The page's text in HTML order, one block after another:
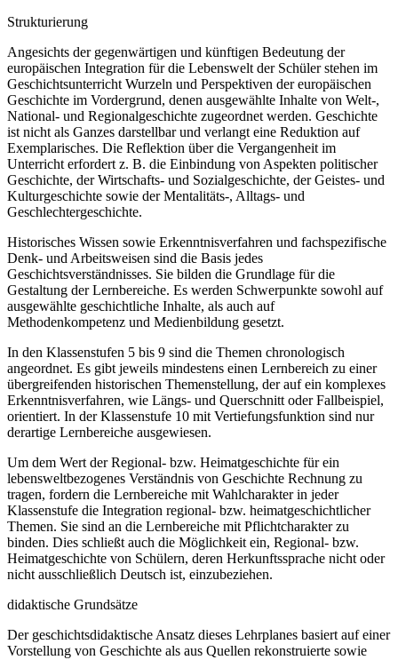
Strukturierung
Angesichts der gegenwärtigen und künftigen Bedeutung der
europäischen Integration für die Lebenswelt der Schüler stehen im
Geschichtsunterricht Wurzeln und Perspektiven der europäischen
Geschichte im Vordergrund, denen ausgewählte Inhalte von Welt-,
National- und Regionalgeschichte zugeordnet werden. Geschichte
ist nicht als Ganzes darstellbar und verlangt eine Reduktion auf
Exemplarisches. Die Reflektion über die Vergangenheit im
Unterricht erfordert z. B. die Einbindung von Aspekten politischer
Geschichte, der Wirtschafts- und Sozialgeschichte, der Geistes- und
Kulturgeschichte sowie der Mentalitäts-, Alltags- und
Geschlechtergeschichte.
Historisches Wissen sowie Erkenntnisverfahren und fachspezifische
Denk- und Arbeitsweisen sind die Basis jedes
Geschichtsverständnisses. Sie bilden die Grundlage für die
Gestaltung der Lernbereiche. Es werden Schwerpunkte sowohl auf
ausgewählte geschichtliche Inhalte, als auch auf
Methodenkompetenz und Medienbildung gesetzt.
In den Klassenstufen 5 bis 9 sind die Themen chronologisch
angeordnet. Es gibt jeweils mindestens einen Lernbereich zu einer
übergreifenden historischen Themenstellung, der auf ein komplexes
Erkenntnisverfahren, wie Längs- und Querschnitt oder Fallbeispiel,
orientiert. In der Klassenstufe 10 mit Vertiefungsfunktion sind nur
derartige Lernbereiche ausgewiesen.
Um dem Wert der Regional- bzw. Heimatgeschichte für ein
lebensweltbezogenes Verständnis von Geschichte Rechnung zu
tragen, fordern die Lernbereiche mit Wahlcharakter in jeder
Klassenstufe die Integration regional- bzw. heimatgeschichtlicher
Themen. Sie sind an die Lernbereiche mit Pflichtcharakter zu
binden. Dies schließt auch die Möglichkeit ein, Regional- bzw.
Heimatgeschichte von Schülern, deren Herkunftssprache nicht oder
nicht ausschließlich Deutsch ist, einzubeziehen.
didaktische Grundsätze
Der geschichtsdidaktische Ansatz dieses Lehrplanes basiert auf einer
Vorstellung von Geschichte als aus Quellen rekonstruierte sowie